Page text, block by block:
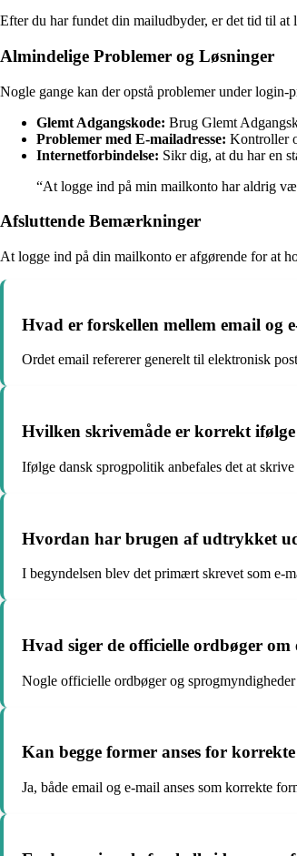
Efter du har fundet din mailudbyder, er det tid til at
Almindelige Problemer og Løsninger
Nogle gange kan der opstå problemer under login-
Glemt Adgangskode: Brug Glemt
Problemer med E-mailadresse: Kontroller
Internetforbindelse: Sikr dig, at du har en
“At logge ind på min mailkonto har aldrig
Afsluttende Bemærkninger
At logge ind på din mailkonto er afgørende for at
Hvad er forskellen mellem email og
Ordet email refererer generelt til elektronisk
Hvilken skrivemåde er korrekt
Ifølge dansk sprogpolitik anbefales det at
Hvordan har brugen af udtrykket
I begyndelsen blev det primært skrevet som e-
Hvad siger de officielle ordbøger om
Nogle officielle ordbøger og
Kan begge former anses for
Ja, både email og e-mail anses som korrekte